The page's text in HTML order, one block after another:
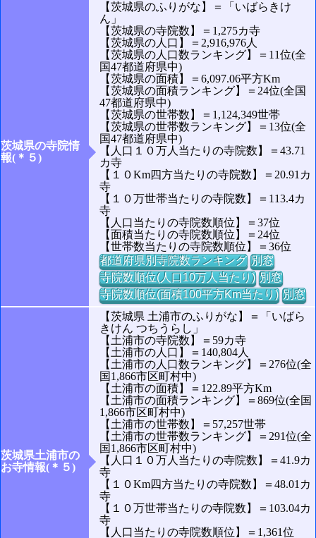
茨城県の寺院情
報(＊５)
【茨城県のふりがな】＝「いばらきけ
ん」
【茨城県の寺院数】＝1,275カ寺
【茨城県の人口】＝2,916,976人
【茨城県の人口数ランキング】＝11位(全
国47都道府県中)
【茨城県の面積】＝6,097.06平方Km
【茨城県の面積ランキング】＝24位(全国
47都道府県中)
【茨城県の世帯数】＝1,124,349世帯
【茨城県の世帯数ランキング】＝13位(全
国47都道府県中)
【人口１０万人当たりの寺院数】＝43.71
カ寺
【１０Km四方当たりの寺院数】＝20.91カ
寺
【１０万世帯当たりの寺院数】＝113.4カ
寺
【人口当たりの寺院数順位】＝37位
【面積当たりの寺院数順位】＝24位
【世帯数当たりの寺院数順位】＝36位
都道府県別寺院数ランキング 別窓
寺院数順位(人口10万人当たり) 別窓
寺院数順位(面積100平方Km当たり) 別窓
茨城県土浦市の
お寺情報(＊５)
【茨城県 土浦市のふりがな】＝「いばら
きけん つちうらし」
【土浦市の寺院数】＝59カ寺
【土浦市の人口】＝140,804人
【土浦市の人口数ランキング】＝276位(全
国1,866市区町村中)
【土浦市の面積】＝122.89平方Km
【土浦市の面積ランキング】＝869位(全国
1,866市区町村中)
【土浦市の世帯数】＝57,257世帯
【土浦市の世帯数ランキング】＝291位(全
国1,866市区町村中)
【人口１０万人当たりの寺院数】＝41.9カ
寺
【１０Km四方当たりの寺院数】＝48.01カ
寺
【１０万世帯当たりの寺院数】＝103.04カ
寺
【人口当たりの寺院数順位】＝1,361位